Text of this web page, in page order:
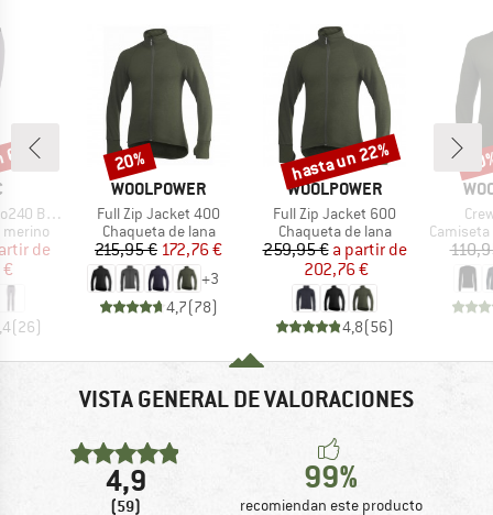
Long Pants
reducido
de
(26)
MARCA
WOOLPOWER
Artículo
Full Zip Jacket 400
Product group
Chaqueta de lana
Precio
215,95 €Precio reducido
172,76 €
+3
4,7(78)
Descuento
20%
MARCA
WOOLPOWER
Artículo
Full Zip Jacket 600
Product group
Chaqueta de lana
Precio
259,95 € Precio reducido
a partir de
202,76 €
4,8(56)
Descuento
hasta un 22%
Product
VISTA GENERAL DE VALORACIONES
4,9
(59)
99%
recomiendan este producto